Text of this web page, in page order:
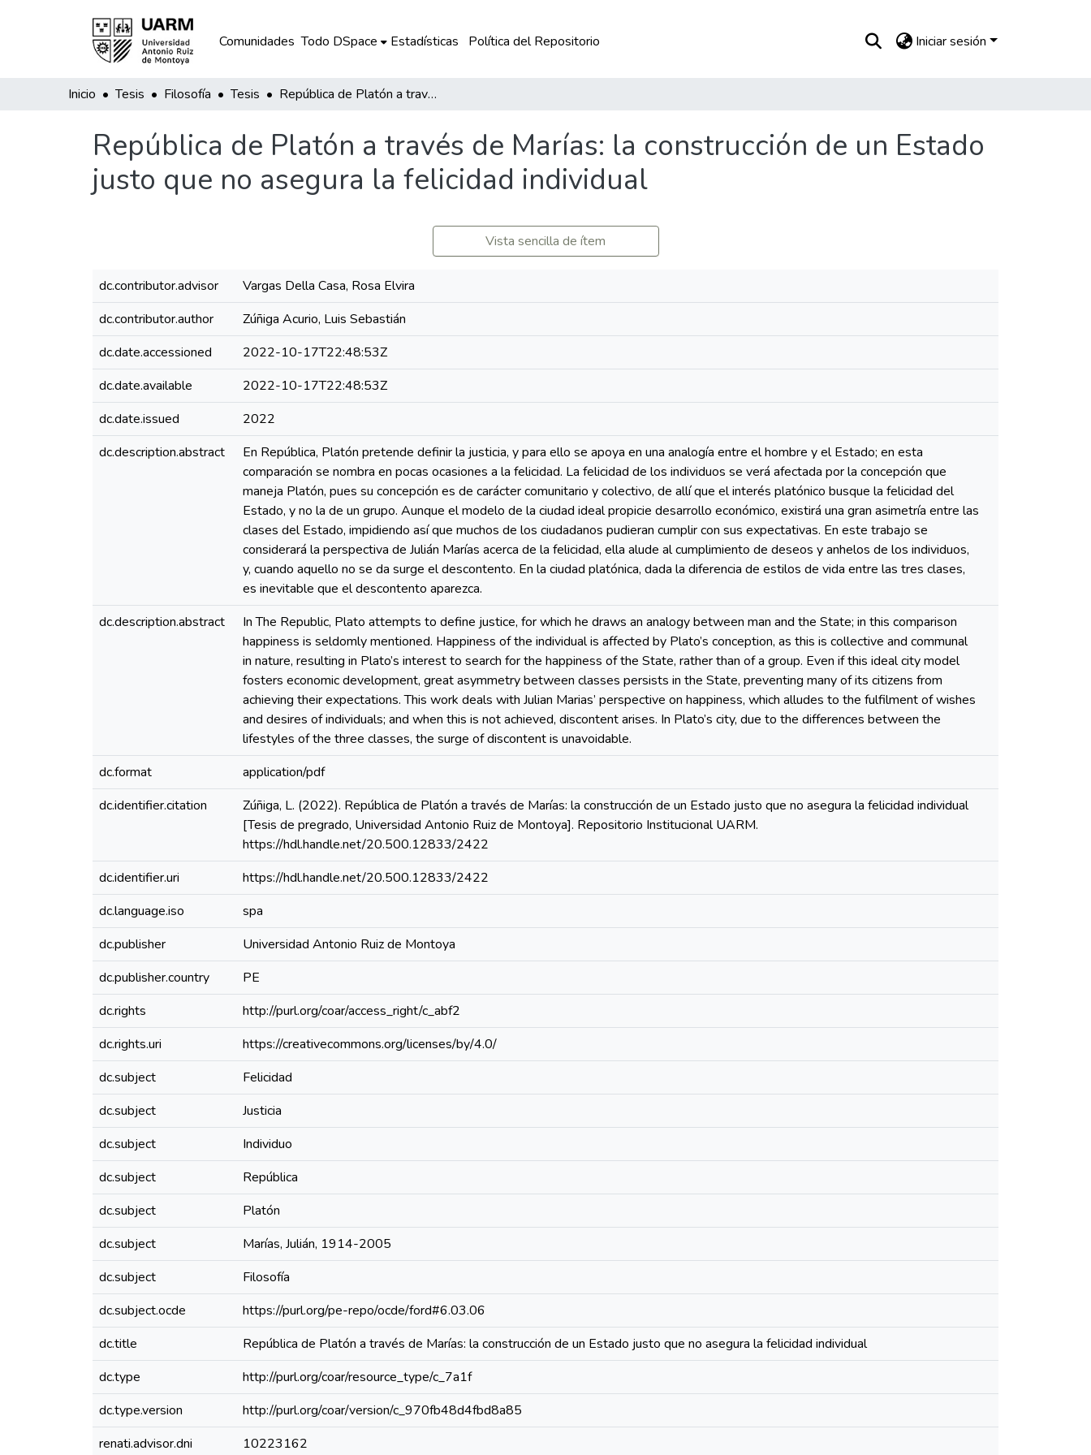
Comunidades Todo DSpace Estadísticas Política del Repositorio Iniciar sesión
Inicio Tesis Filosofía Tesis República de Platón a través de Marías: la construcción de un Estado justo que no asegura la felicidad individual
República de Platón a través de Marías: la construcción de un Estado
justo que no asegura la felicidad individual
Vista sencilla de ítem
dc.contributor.advisor
Vargas Della Casa, Rosa Elvira
dc.contributor.author
Zúñiga Acurio, Luis Sebastián
dc.date.accessioned
2022-10-17T22:48:53Z
dc.date.available
2022-10-17T22:48:53Z
dc.date.issued
2022
dc.description.abstract
En República, Platón pretende definir la justicia, y para ello se apoya en una analogía entre el hombre y el Estado; en esta
comparación se nombra en pocas ocasiones a la felicidad. La felicidad de los individuos se verá afectada por la concepción que
maneja Platón, pues su concepción es de carácter comunitario y colectivo, de allí que el interés platónico busque la felicidad del
Estado, y no la de un grupo. Aunque el modelo de la ciudad ideal propicie desarrollo económico, existirá una gran asimetría entre las
clases del Estado, impidiendo así que muchos de los ciudadanos pudieran cumplir con sus expectativas. En este trabajo se
considerará la perspectiva de Julián Marías acerca de la felicidad, ella alude al cumplimiento de deseos y anhelos de los individuos,
y, cuando aquello no se da surge el descontento. En la ciudad platónica, dada la diferencia de estilos de vida entre las tres clases,
es inevitable que el descontento aparezca.
dc.description.abstract
In The Republic, Plato attempts to define justice, for which he draws an analogy between man and the State; in this comparison
happiness is seldomly mentioned. Happiness of the individual is affected by Plato’s conception, as this is collective and communal
in nature, resulting in Plato’s interest to search for the happiness of the State, rather than of a group. Even if this ideal city model
fosters economic development, great asymmetry between classes persists in the State, preventing many of its citizens from
achieving their expectations. This work deals with Julian Marias’ perspective on happiness, which alludes to the fulfilment of wishes
and desires of individuals; and when this is not achieved, discontent arises. In Plato’s city, due to the differences between the
lifestyles of the three classes, the surge of discontent is unavoidable.
dc.format
application/pdf
dc.identifier.citation
Zúñiga, L. (2022). República de Platón a través de Marías: la construcción de un Estado justo que no asegura la felicidad individual
[Tesis de pregrado, Universidad Antonio Ruiz de Montoya]. Repositorio Institucional UARM.
https://hdl.handle.net/20.500.12833/2422
dc.identifier.uri
https://hdl.handle.net/20.500.12833/2422
dc.language.iso
spa
dc.publisher
Universidad Antonio Ruiz de Montoya
dc.publisher.country
PE
dc.rights
http://purl.org/coar/access_right/c_abf2
dc.rights.uri
https://creativecommons.org/licenses/by/4.0/
dc.subject
Felicidad
dc.subject
Justicia
dc.subject
Individuo
dc.subject
República
dc.subject
Platón
dc.subject
Marías, Julián, 1914-2005
dc.subject
Filosofía
dc.subject.ocde
https://purl.org/pe-repo/ocde/ford#6.03.06
dc.title
República de Platón a través de Marías: la construcción de un Estado justo que no asegura la felicidad individual
dc.type
http://purl.org/coar/resource_type/c_7a1f
dc.type.version
http://purl.org/coar/version/c_970fb48d4fbd8a85
renati.advisor.dni
10223162